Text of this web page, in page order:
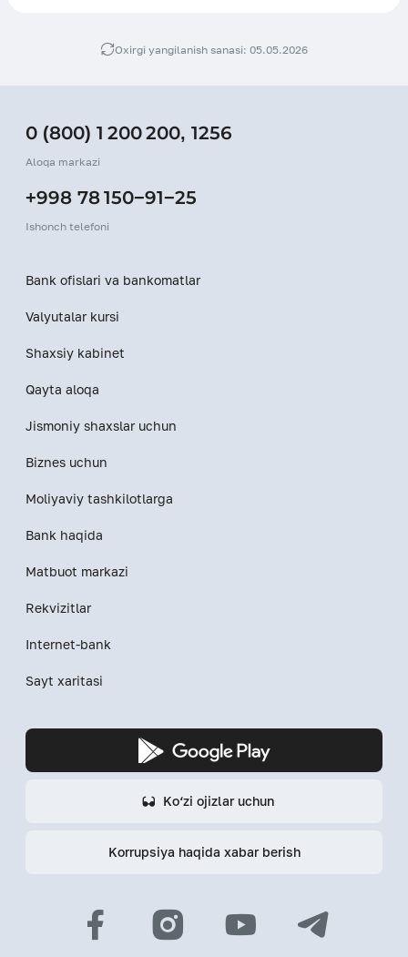
Oxirgi yangilanish sanasi: 05.05.2026
0 (800) 1 200 200, 1256
Aloqa markazi
+998 78 150−91−25
Ishonch telefoni
Bank ofislari va bankomatlar
Valyutalar kursi
Shaxsiy kabinet
Qayta aloqa
Jismoniy shaxslar uchun
Biznes uchun
Moliyaviy tashkilotlarga
Bank haqida
Matbuot markazi
Rekvizitlar
Internet-bank
Sayt xaritasi
Ko‘zi ojizlar uchun
Korrupsiya haqida xabar berish